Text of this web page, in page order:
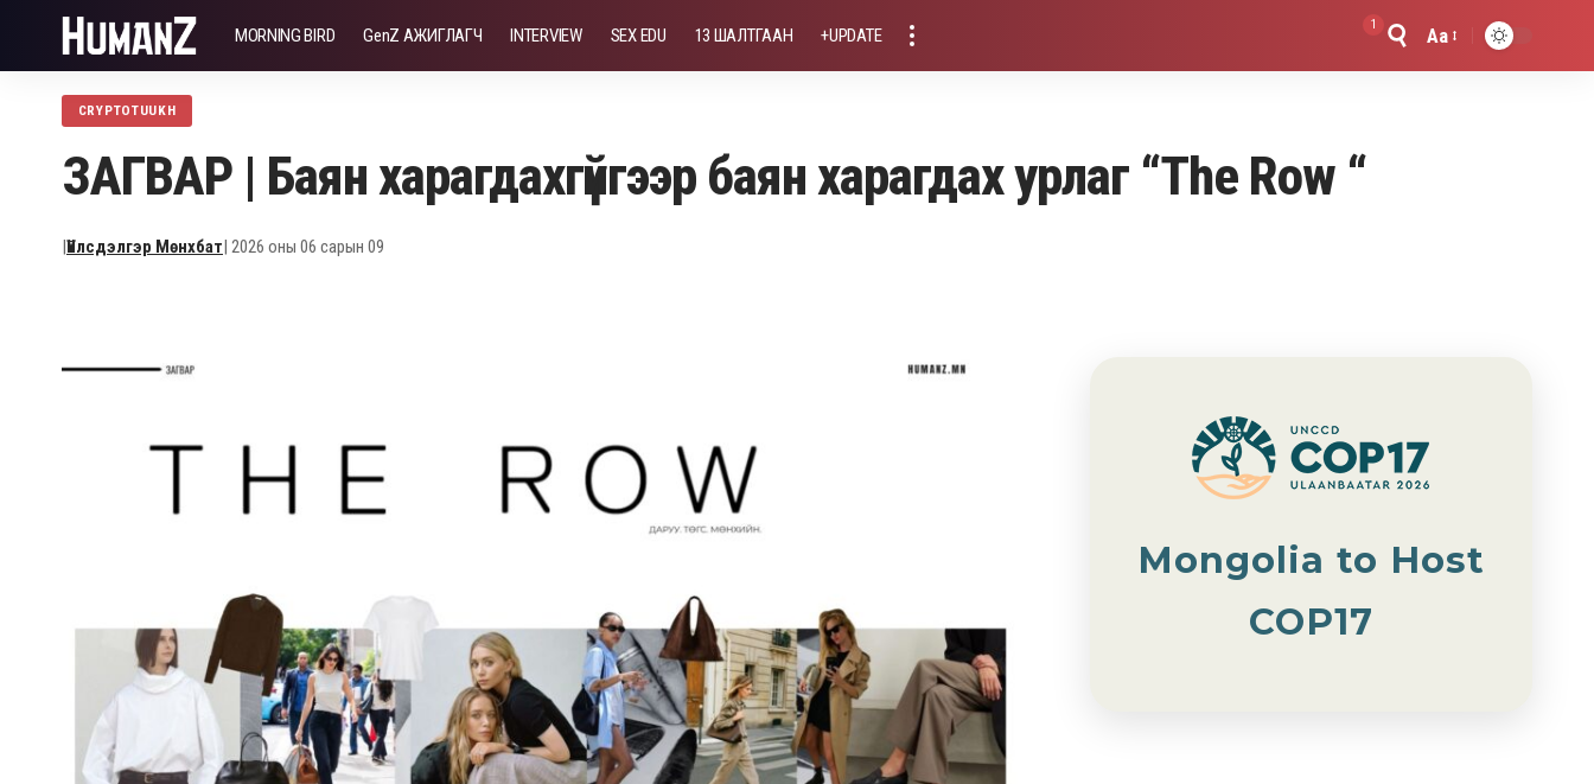
MORNING BIRD GenZ АЖИГЛАГЧ INTERVIEW SEX EDU 13 ШАЛТГААН +UPDATE
1
Font
Aa
CRYPTOTUUKH
ЗАГВАР | Баян харагдахгүйгээр баян харагдах урлаг “The Row “
|Үйлсдэлгэр Мөнхбат| 2026 оны 06 сарын 09
Mongolia to Host
COP17